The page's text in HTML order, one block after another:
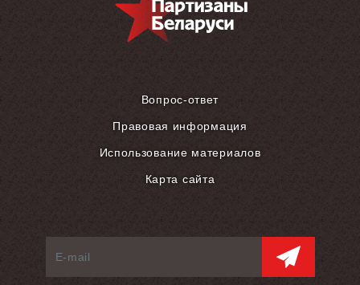
Вопрос-ответ
Правовая информация
Использование материалов
Карта сайта